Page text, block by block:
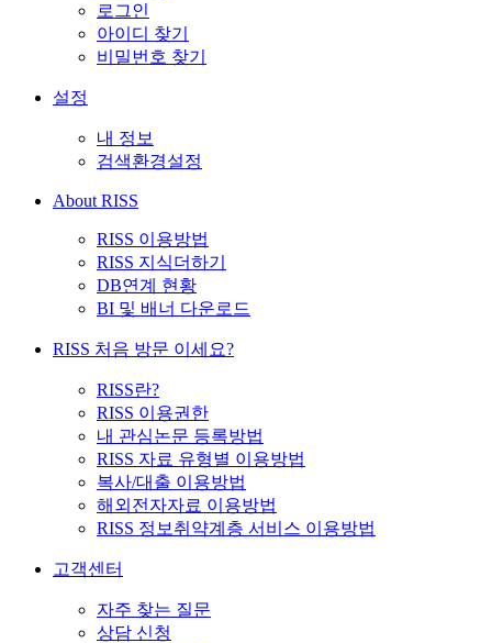
로그인
아이디 찾기
비밀번호 찾기
설정
내 정보
검색환경설정
About RISS
RISS 이용방법
RISS 지식더하기
DB연계 현황
BI 및 배너 다운로드
RISS 처음 방문 이세요?
RISS란?
RISS 이용권한
내 관심논문 등록방법
RISS 자료 유형별 이용방법
복사/대출 이용방법
해외전자자료 이용방법
RISS 정보취약계층 서비스 이용방법
고객센터
자주 찾는 질문
상담 신청